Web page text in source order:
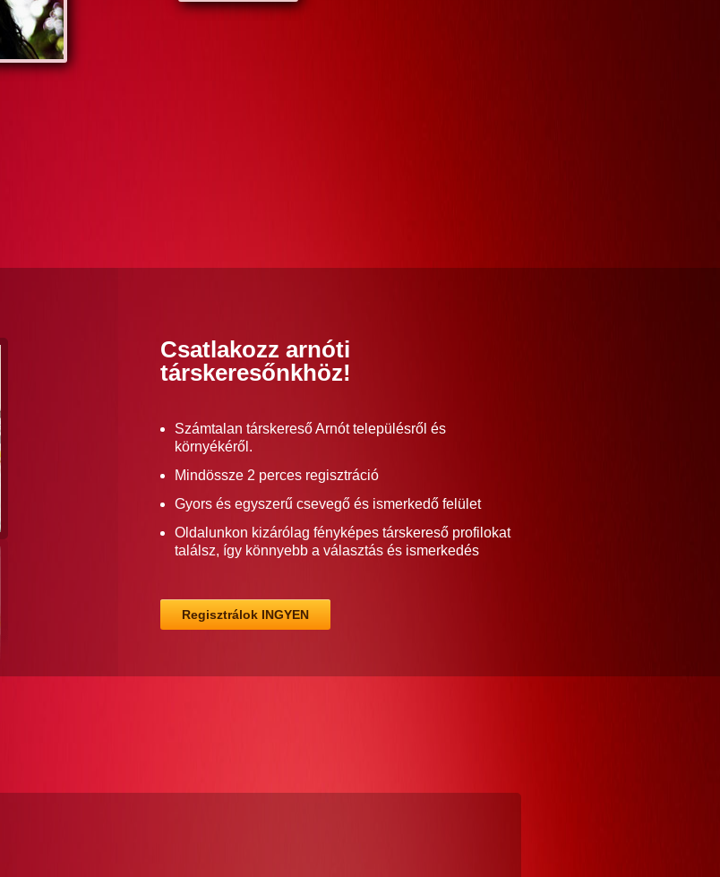
Csatlakozz arnóti
társkeresőnkhöz!
Számtalan társkereső Arnót településről és
környékéről.
Mindössze 2 perces regisztráció
Gyors és egyszerű csevegő és ismerkedő felület
Oldalunkon kizárólag fényképes társkereső profilokat
találsz, így könnyebb a választás és ismerkedés
Regisztrálok INGYEN